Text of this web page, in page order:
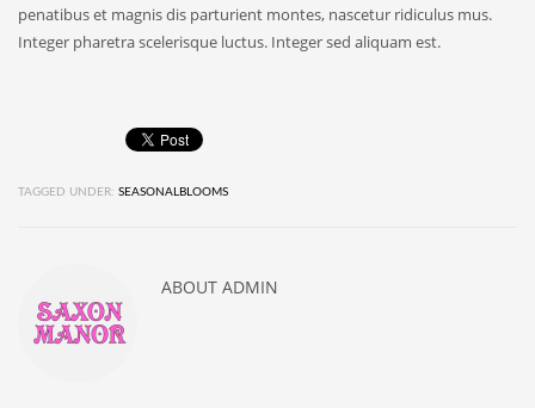
penatibus et magnis dis parturient montes, nascetur ridiculus mus.
Integer pharetra scelerisque luctus. Integer sed aliquam est.
TAGGED UNDER: SEASONALBLOOMS
ABOUT ADMIN